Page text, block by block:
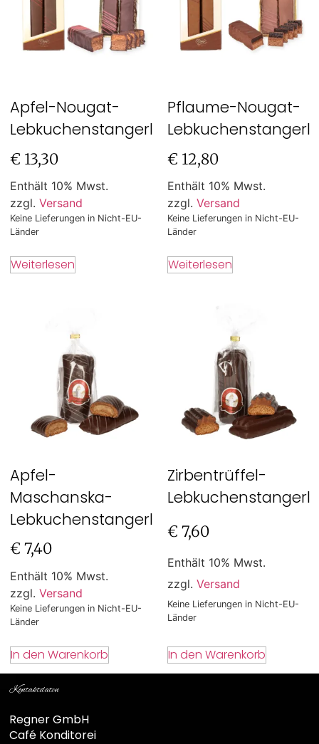
Apfel-Nougat-
Lebkuchenstangerl
€ 13,30
Enthält 10% Mwst.
zzgl. Versand
Keine Lieferungen in Nicht-EU-
Länder
Weiterlesen
Pflaume-Nougat-
Lebkuchenstangerl
€ 12,80
Enthält 10% Mwst.
zzgl. Versand
Keine Lieferungen in Nicht-EU-
Länder
Weiterlesen
Apfel-
Maschanska-
Lebkuchenstangerl
€ 7,40
Enthält 10% Mwst.
zzgl. Versand
Keine Lieferungen in Nicht-EU-
Länder
In den Warenkorb
Zirbentrüffel-
Lebkuchenstangerl
€ 7,60
Enthält 10% Mwst.
zzgl. Versand
Keine Lieferungen in Nicht-EU-
Länder
In den Warenkorb
Kontaktdaten
Regner GmbH
Café Konditorei